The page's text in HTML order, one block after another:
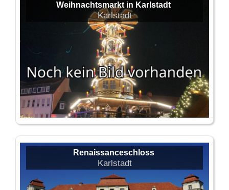
Weihnachtsmarkt in Karlstadt
Karlstadt
Renaissanceschloss
Karlstadt